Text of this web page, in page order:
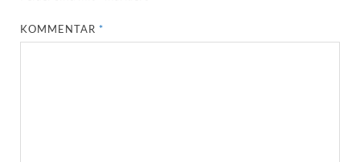
KOMMENTAR*